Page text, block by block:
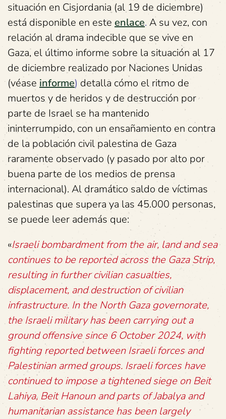
situación en Cisjordania (al 19 de diciembre)
está disponible en este enlace. A su vez, con
relación al drama indecible que se vive en
Gaza, el último informe sobre la situación al 17
de diciembre realizado por Naciones Unidas
(véase informe) detalla cómo el ritmo de
muertos y de heridos y de destrucción por
parte de Israel se ha mantenido
ininterrumpido, con un ensañamiento en contra
de la población civil palestina de Gaza
raramente observado (y pasado por alto por
buena parte de los medios de prensa
internacional). Al dramático saldo de víctimas
palestinas que supera ya las 45.000 personas,
se puede leer además que:
«Israeli bombardment from the air, land and sea
continues to be reported across the Gaza Strip,
resulting in further civilian casualties,
displacement, and destruction of civilian
infrastructure. In the North Gaza governorate,
the Israeli military has been carrying out a
ground offensive since 6 October 2024, with
fighting reported between Israeli forces and
Palestinian armed groups. Israeli forces have
continued to impose a tightened siege on Beit
Lahiya, Beit Hanoun and parts of Jabalya and
humanitarian assistance has been largely